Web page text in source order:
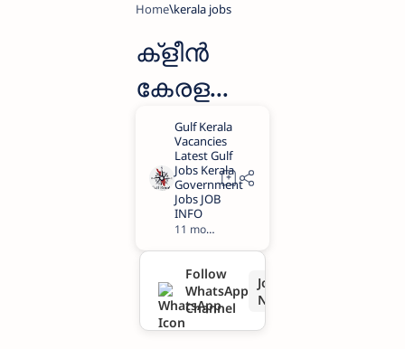
Home kerala jobs
ക്‌ളീൻ
കേരള
കമ്പനി
ലിമിറ്റഡിൽ
കേരളത്തി
ൽ വിവിധ
ജില്ലകളി
ൽ
അക്കൗണ്ട്‌
11 months ago
Follow
WhatsApp
Channel
Join
Now